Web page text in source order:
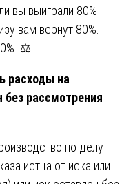
вы выиграли 80%
вам вернут 80%.
⚖️
расходы на
без рассмотрения
по делу
истца от иска или